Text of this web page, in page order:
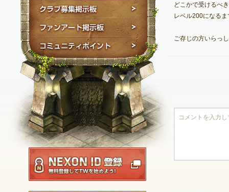
クラブ募集掲示板
コミュニティポイン
どこかで受けるべ
レベル200になる
ご存じの方いらっ